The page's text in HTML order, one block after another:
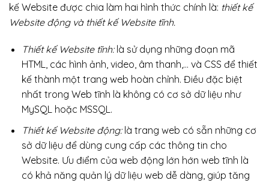
kế Website được chia làm hai hình thức chính là: thiết kế
Website động và thiết kế Website tĩnh.
Thiết kế Website tĩnh: là sử dụng những đoạn mã
HTML, các hình ảnh, video, âm thanh,… và CSS để thiết
kế thành một trang web hoàn chỉnh. Điều đặc biệt
nhất trong Web tĩnh là không có cơ sở dữ liệu như
MySQL hoặc MSSQL.
Thiết kế Website động: là trang web có sẵn những cơ
sở dữ liệu để dùng cung cấp các thông tin cho
Website. Ưu điểm của web động lớn hớn web tĩnh là
có khả năng quản lý dữ liệu web dễ dàng, giúp tăng